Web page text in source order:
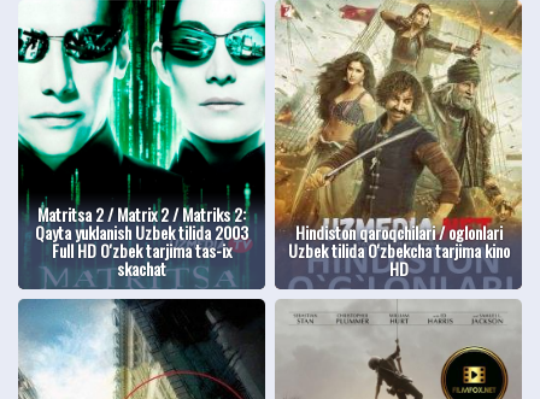
Matritsa 2 / Matrix 2 / Matriks 2:
Qayta yuklanish Uzbek tilida 2003
Full HD O'zbek tarjima tas-ix
skachat
Hindiston qaroqchilari / oglonlari
Uzbek tilida O'zbekcha tarjima kino
HD